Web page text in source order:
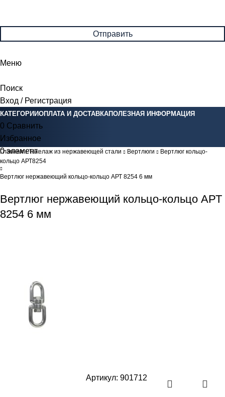
Меню
Поиск
Вход / Регистрация
КАТЕГОРИИОПЛАТА И ДОСТАВКАПОЛЕЗНАЯ ИНФОРМАЦИЯ
0 Сравнить
Избранное
0элемент 0Br
Главная Такелаж из нержавеющей стали Вертлюги
Вертлюг кольцо-
кольцо АРТ8254
Вертлюг нержавеющий кольцо-кольцо АРТ 8254 6 мм
Вертлюг нержавеющий кольцо-кольцо АРТ
8254 6 мм
Артикул: 901712